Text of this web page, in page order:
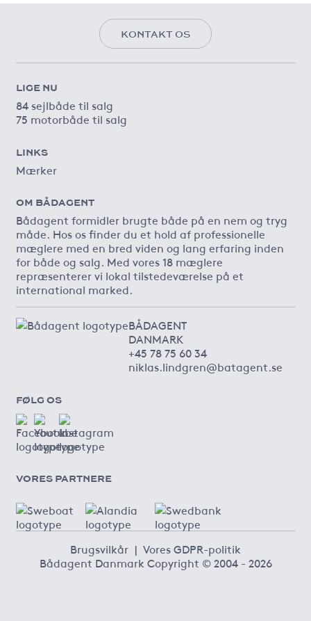
KONTAKT OS
LIGE NU
84 sejlbåde til salg
75 motorbåde til salg
LINKS
Mærker
OM BÅDAGENT
Bådagent formidler brugte både på en nem og tryg
måde. Hos os finder du et hold af professionelle
mæglere med en bred viden og lang erfaring inden
for både og salg. Med vores 18 mæglere
repræsenterer vi lokal tilstedeværelse på et
international marked.
BÅDAGENT
DANMARK
+45 78 75 60 34
niklas.lindgren@batagent.se
FØLG OS
VORES PARTNERE
Brugsvilkår | Vores GDPR-politik
Bådagent Danmark Copyright © 2004 - 2026